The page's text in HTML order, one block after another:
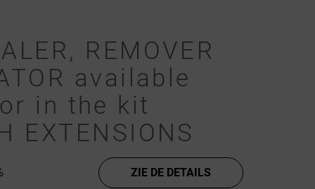
REMOVER
available
in the kit
EXTENSIONS
ZIE DE DETAILS